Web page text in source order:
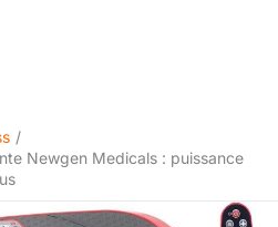
Newgen Medicals : puissance